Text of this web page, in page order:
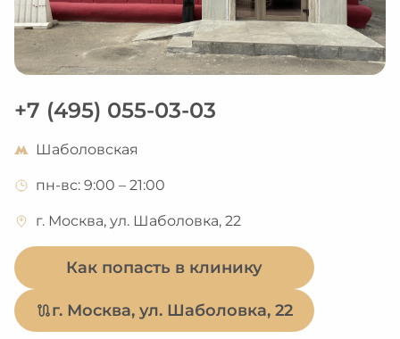
+7 (495) 055-03-03
Шаболовская
пн-вс: 9:00 – 21:00
г. Москва, ул. Шаболовка, 22
Как попасть в клинику
г. Москва, ул. Шаболовка, 22